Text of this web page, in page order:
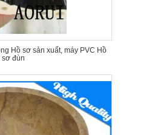
Hồ sơ sản xuất, máy PVC Hồ
sơ đùn